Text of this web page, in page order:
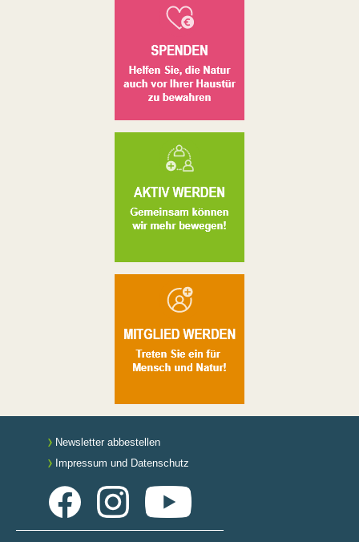
Newsletter abbestellen
Impressum und Datenschutz